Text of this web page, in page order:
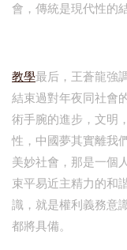
會，傳統是現代性的
教學最后，王蒼龍強
結束過對年夜同社會
術手腕的進步，文明
性，中國夢其實離我
美妙社會，那是一個
束平易近主精力的和
識，就是權利義務意
都將具備。